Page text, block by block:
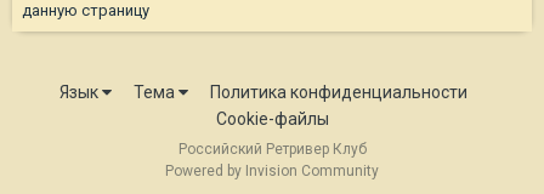
данную страницу
Язык Тема
Политика конфиденциальности
Cookie-файлы
Российский Ретривер Клуб
Powered by Invision Community